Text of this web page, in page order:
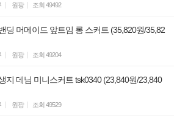
원팡 조회 49492
딩 머메이드 앞트임 롱 스커트 (35,820원/35,82
원팡 조회 49204
지 데님 미니스커트 tsk0340 (23,840원/23,840
원팡 조회 49529